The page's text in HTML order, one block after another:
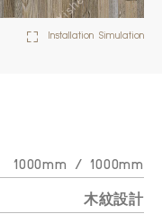
Installation Simulation
1000mm / 1000mm
木紋設計